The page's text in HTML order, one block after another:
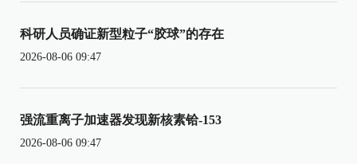
科研人员确证新型粒子“胶球”的存在
2026-08-06 09:47
强流重离子加速器发现新核素铪-153
2026-08-06 09:47